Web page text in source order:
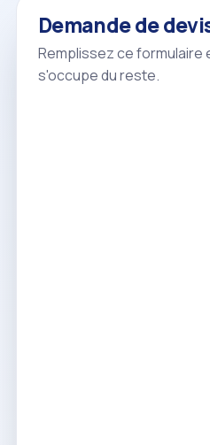
Demande de
Remplissez ce formulaire
s'occupe du reste.